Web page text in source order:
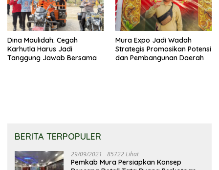
Dina Maulidah: Cegah
Karhutla Harus Jadi
Tanggung Jawab Bersama
Mura Expo Jadi Wadah
Strategis Promosikan Potensi
dan Pembangunan Daerah
BERITA TERPOPULER
29/09/2021 85722 Lihat
Pemkab Mura Persiapkan Konsep